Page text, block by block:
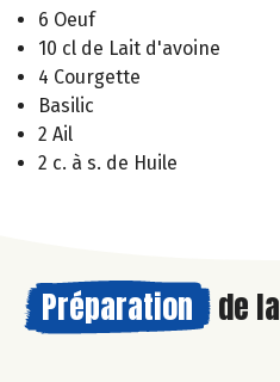
6 Oeuf
10 cl de Lait d'avoine
4 Courgette
Basilic
2 Ail
2 c. à s. de Huile
Préparation de la